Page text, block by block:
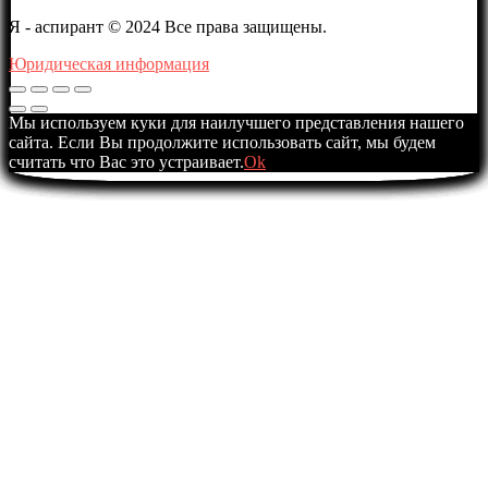
Я - аспирант © 2024 Все права защищены.
Юридическая информация
Мы используем куки для наилучшего представления нашего
сайта. Если Вы продолжите использовать сайт, мы будем
считать что Вас это устраивает.Ok